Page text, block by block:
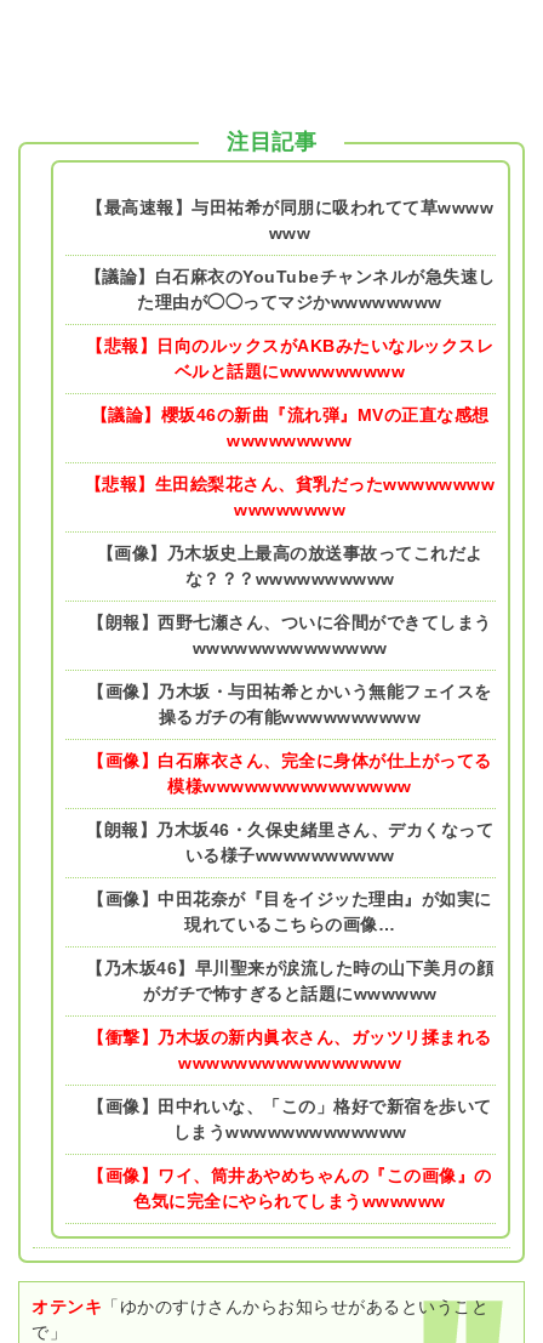
注目記事
【最高速報】与田祐希が同朋に吸われてて草wwww
www
【議論】白石麻衣のYouTubeチャンネルが急失速し
た理由が◯◯ってマジかwwwwwwww
【悲報】日向のルックスがAKBみたいなルックスレ
ベルと話題にwwwwwwwww
【議論】櫻坂46の新曲『流れ弾』MVの正直な感想
wwwwwwwww
【悲報】生田絵梨花さん、貧乳だったwwwwwwww
wwwwwwww
【画像】乃木坂史上最高の放送事故ってこれだよ
な？？？wwwwwwwwww
【朗報】西野七瀬さん、ついに谷間ができてしまう
wwwwwwwwwwwwww
【画像】乃木坂・与田祐希とかいう無能フェイスを
操るガチの有能wwwwwwwwww
【画像】白石麻衣さん、完全に身体が仕上がってる
模様wwwwwwwwwwwwwww
【朗報】乃木坂46・久保史緒里さん、デカくなって
いる様子wwwwwwwwww
【画像】中田花奈が『目をイジッた理由』が如実に
現れているこちらの画像…
【乃木坂46】早川聖来が涙流した時の山下美月の顔
がガチで怖すぎると話題にwwwwww
【衝撃】乃木坂の新内眞衣さん、ガッツリ揉まれる
wwwwwwwwwwwwwwww
【画像】田中れいな、「この」格好で新宿を歩いて
しまうwwwwwwwwwwwww
【画像】ワイ、筒井あやめちゃんの『この画像』の
色気に完全にやられてしまうwwwwww
オテンキ 「ゆかのすけさんからお知らせがあるということ
で」